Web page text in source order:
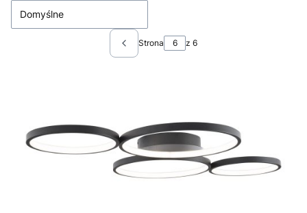
Domyślne
Poprzednie produkty
Strona z 6